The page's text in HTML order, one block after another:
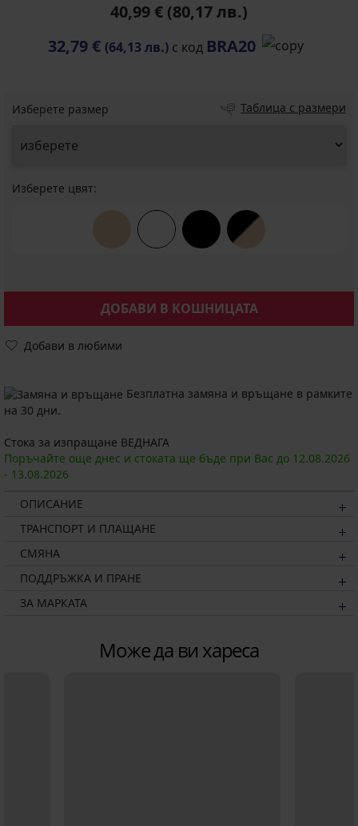
40,99 € (80,17 лв.)
32,79 € (64,13 лв.) с код BRA20
Изберете размер Таблица с размери
Изберете цвят:
ДОБАВИ В КОШНИЦАТА
Добави в любими
Безплатна замяна и връщане в рамките
на 30 дни.
Стока за изпращане ВЕДНАГА
Поръчайте още днес и стоката ще бъде при Вас до 12.08.2026
- 13.08.2026
ОПИСАНИЕ
ТРАНСПОРТ И ПЛАЩАНЕ
СМЯНА
ПОДДРЪЖКА И ПРАНЕ
ЗА МАРКАТА
Може да ви хареса